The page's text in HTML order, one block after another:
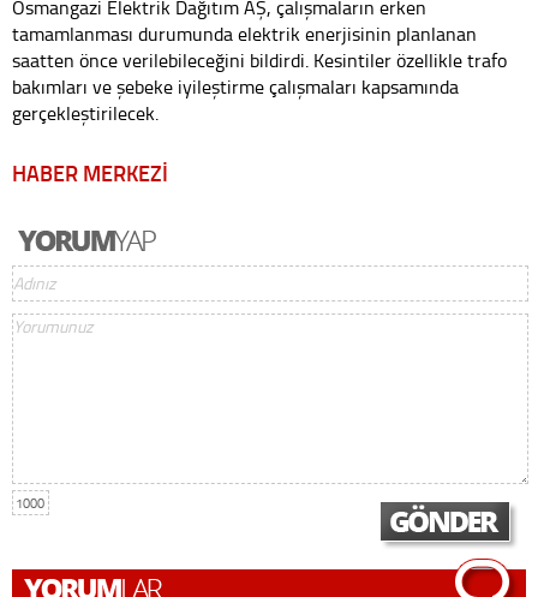
Osmangazi Elektrik Dağıtım AŞ, çalışmaların erken
tamamlanması durumunda elektrik enerjisinin planlanan
saatten önce verilebileceğini bildirdi. Kesintiler özellikle trafo
bakımları ve şebeke iyileştirme çalışmaları kapsamında
gerçekleştirilecek.
HABER MERKEZİ
1000